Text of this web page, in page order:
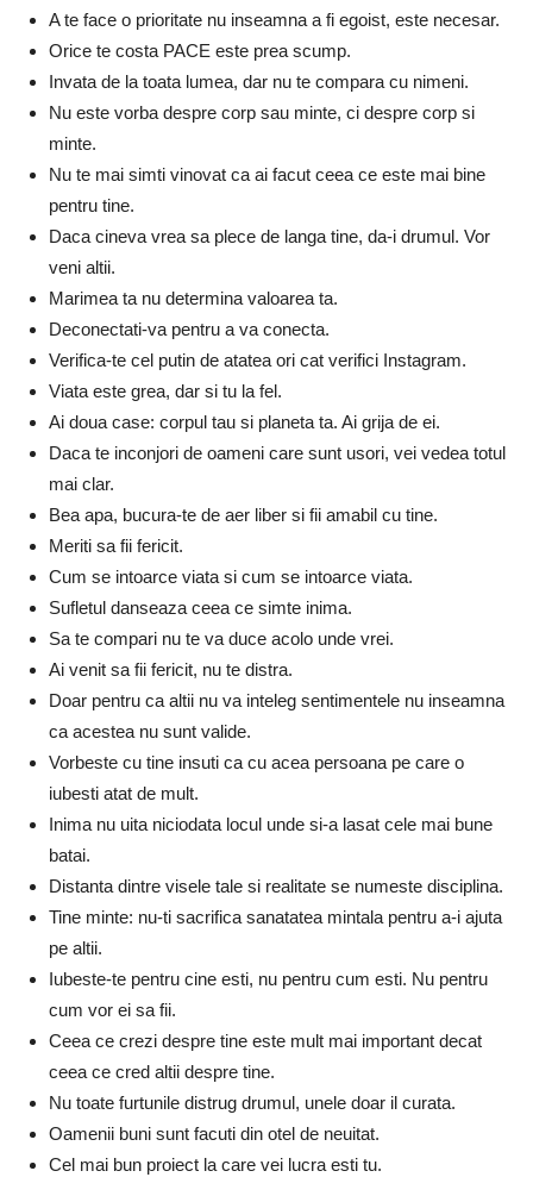
A te face o prioritate nu inseamna a fi egoist, este necesar.
Orice te costa PACE este prea scump.
Invata de la toata lumea, dar nu te compara cu nimeni.
Nu este vorba despre corp sau minte, ci despre corp si
minte.
Nu te mai simti vinovat ca ai facut ceea ce este mai bine
pentru tine.
Daca cineva vrea sa plece de langa tine, da-i drumul. Vor
veni altii.
Marimea ta nu determina valoarea ta.
Deconectati-va pentru a va conecta.
Verifica-te cel putin de atatea ori cat verifici Instagram.
Viata este grea, dar si tu la fel.
Ai doua case: corpul tau si planeta ta. Ai grija de ei.
Daca te inconjori de oameni care sunt usori, vei vedea totul
mai clar.
Bea apa, bucura-te de aer liber si fii amabil cu tine.
Meriti sa fii fericit.
Cum se intoarce viata si cum se intoarce viata.
Sufletul danseaza ceea ce simte inima.
Sa te compari nu te va duce acolo unde vrei.
Ai venit sa fii fericit, nu te distra.
Doar pentru ca altii nu va inteleg sentimentele nu inseamna
ca acestea nu sunt valide.
Vorbeste cu tine insuti ca cu acea persoana pe care o
iubesti atat de mult.
Inima nu uita niciodata locul unde si-a lasat cele mai bune
batai.
Distanta dintre visele tale si realitate se numeste disciplina.
Tine minte: nu-ti sacrifica sanatatea mintala pentru a-i ajuta
pe altii.
Iubeste-te pentru cine esti, nu pentru cum esti. Nu pentru
cum vor ei sa fii.
Ceea ce crezi despre tine este mult mai important decat
ceea ce cred altii despre tine.
Nu toate furtunile distrug drumul, unele doar il curata.
Oamenii buni sunt facuti din otel de neuitat.
Cel mai bun proiect la care vei lucra esti tu.